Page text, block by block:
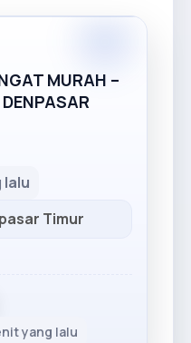
MURAH –
lalu
Timur
yang lalu